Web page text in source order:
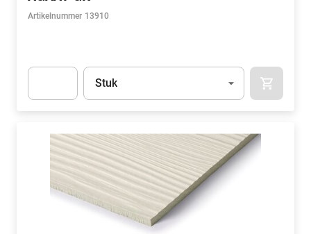
Artikelnummer 13910
Eenheid
Stuk